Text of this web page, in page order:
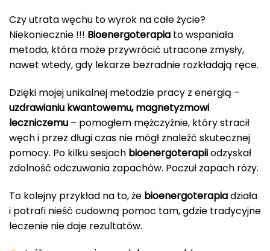
Czy utrata węchu to wyrok na całe życie?
Niekoniecznie !!! Bioenergoterapia to wspaniała
metoda, która może przywrócić utracone zmysły,
nawet wtedy, gdy lekarze bezradnie rozkładają ręce.
Dzięki mojej unikalnej metodzie pracy z energią –
uzdrawianiu kwantowemu, magnetyzmowi
leczniczemu – pomogłem mężczyźnie, który stracił
węch i przez długi czas nie mógł znaleźć skutecznej
pomocy. Po kilku sesjach bioenergoterapiiodzyskał
zdolność odczuwania zapachów. Poczuł zapach róży.
To kolejny przykład na to, że bioenergoterapiadziała
i potrafi nieść cudowną pomoc tam, gdzie tradycyjne
leczenie nie daje rezultatów.